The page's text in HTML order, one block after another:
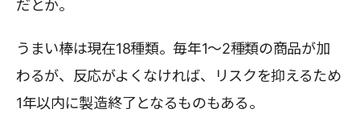
だとか。
うまい棒は現在18種類。毎年1～2種類の商品が加
わるが、反応がよくなければ、リスクを抑えるため
1年以内に製造終了となるものもある。